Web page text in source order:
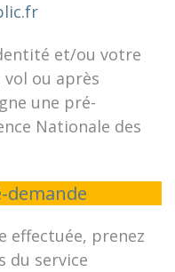
et/ou votre
ou après
une pré-
Nationale des
demande
effectuée, prenez
du service